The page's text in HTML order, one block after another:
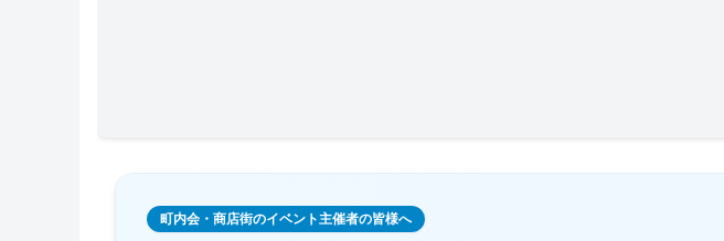
町内会・商店街のイベント主催者の皆様へ